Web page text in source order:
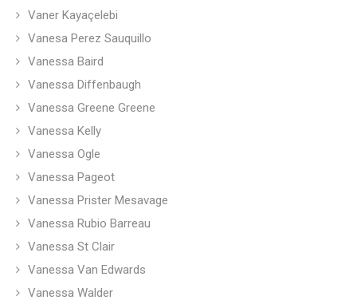
Vaner Kayaçelebi
Vanesa Perez Sauquillo
Vanessa Baird
Vanessa Diffenbaugh
Vanessa Greene Greene
Vanessa Kelly
Vanessa Ogle
Vanessa Pageot
Vanessa Prister Mesavage
Vanessa Rubio Barreau
Vanessa St Clair
Vanessa Van Edwards
Vanessa Walder